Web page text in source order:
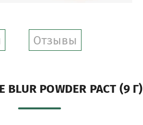
Отзывы
BLUR POWDER PACT (9 Г)